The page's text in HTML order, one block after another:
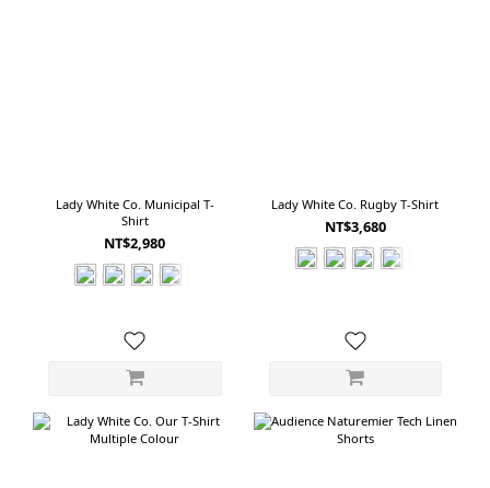
Lady White Co. Municipal T-
Shirt
NT$2,980
Lady White Co. Rugby T-Shirt
NT$3,680